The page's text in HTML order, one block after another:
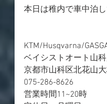
本日は稚内で車中泊
KTM/Husqvarna/
ベイシストオート山
京都市山科区北花山
075-286-8626
営業時間11~20時